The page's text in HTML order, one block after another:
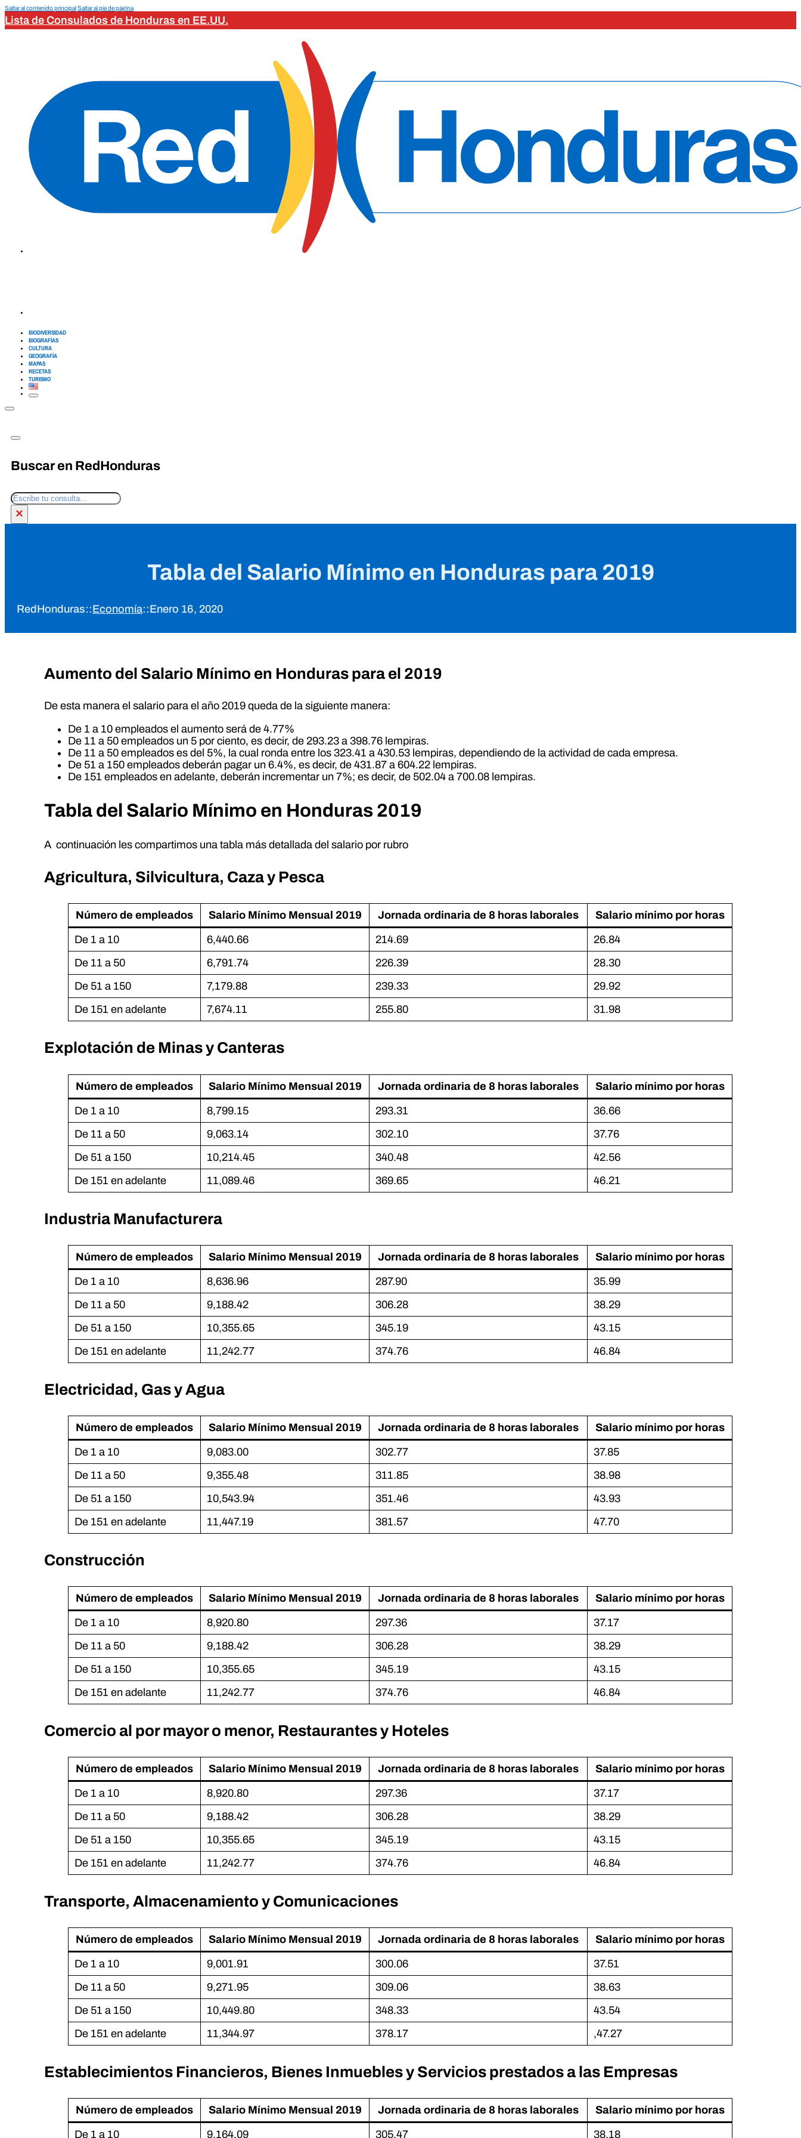
Saltar al contenido principalSaltar al pie de página
Lista de Consulados de Honduras en EE.UU.
BIODIVERSIDAD
BIOGRAFÍAS
CULTURA
GEOGRAFÍA
MAPAS
RECETAS
TURISMO
Buscar en RedHonduras
Buscar
×
Tabla del Salario Mínimo en Honduras para 2019
RedHonduras::Economía::Enero 16, 2020
Aumento del Salario Mínimo en Honduras para el 2019
De esta manera el salario para el año 2019 queda de la siguiente manera:
De 1 a 10 empleados el aumento será de 4.77%
De 11 a 50 empleados un 5 por ciento, es decir, de 293.23 a 398.76 lempiras.
De 11 a 50 empleados es del 5%, la cual ronda entre los 323.41 a 430.53 lempiras, dependiendo de la actividad de cada empresa.
De 51 a 150 empleados deberán pagar un 6.4%, es decir, de 431.87 a 604.22 lempiras.
De 151 empleados en adelante, deberán incrementar un 7%; es decir, de 502.04 a 700.08 lempiras.
Tabla del Salario Mínimo en Honduras 2019
A continuación les compartimos una tabla más detallada del salario por rubro
Agricultura, Silvicultura, Caza y Pesca
Número de empleados Salario Mínimo Mensual 2019 Jornada ordinaria de 8 horas laborales Salario mínimo por horas
De 1 a 10 6,440.66 214.69
26.84
De 11 a 50
6,791.74 226.39
28.30
De 51 a 150
7,179.88 239.33
29.92
De 151 en adelante
7,674.11 255.80 31.98
Explotación de Minas y Canteras
Número de empleados Salario Mínimo Mensual 2019 Jornada ordinaria de 8 horas laborales Salario mínimo por horas
De 1 a 10 8,799.15 293.31
36.66
De 11 a 50
9,063.14 302.10
37.76
De 51 a 150
10,214.45 340.48
42.56
De 151 en adelante
11,089.46 369.65 46.21
Industria Manufacturera
Número de empleados Salario Mínimo Mensual 2019 Jornada ordinaria de 8 horas laborales Salario mínimo por horas
De 1 a 10 8,636.96 287.90
35.99
De 11 a 50
9,188.42 306.28
38.29
De 51 a 150
10,355.65 345.19
43.15
De 151 en adelante
11,242.77 374.76 46.84
Electricidad, Gas y Agua
Número de empleados Salario Mínimo Mensual 2019 Jornada ordinaria de 8 horas laborales Salario mínimo por horas
De 1 a 10 9,083.00 302.77
37.85
De 11 a 50
9,355.48 311.85
38.98
De 51 a 150
10,543.94 351.46
43.93
De 151 en adelante
11,447.19 381.57 47.70
Construcción
Número de empleados Salario Mínimo Mensual 2019 Jornada ordinaria de 8 horas laborales Salario mínimo por horas
De 1 a 10 8,920.80 297.36
37.17
De 11 a 50
9,188.42 306.28
38.29
De 51 a 150
10,355.65 345.19
43.15
De 151 en adelante
11,242.77 374.76 46.84
Comercio al por mayor o menor, Restaurantes y Hoteles
Número de empleados Salario Mínimo Mensual 2019 Jornada ordinaria de 8 horas laborales Salario mínimo por horas
De 1 a 10 8,920.80 297.36
37.17
De 11 a 50
9,188.42 306.28
38.29
De 51 a 150
10,355.65 345.19
43.15
De 151 en adelante
11,242.77 374.76 46.84
Transporte, Almacenamiento y Comunicaciones
Número de empleados Salario Mínimo Mensual 2019 Jornada ordinaria de 8 horas laborales Salario mínimo por horas
De 1 a 10 9,001.91 300.06
37.51
De 11 a 50
9,271.95 309.06
38.63
De 51 a 150
10,449.80 348.33
43.54
De 151 en adelante
11,344.97 378.17 ,47.27
Establecimientos Financieros, Bienes Inmuebles y Servicios prestados a las Empresas
Número de empleados Salario Mínimo Mensual 2019 Jornada ordinaria de 8 horas laborales Salario mínimo por horas
De 1 a 10 9,164.09 305.47 38.18